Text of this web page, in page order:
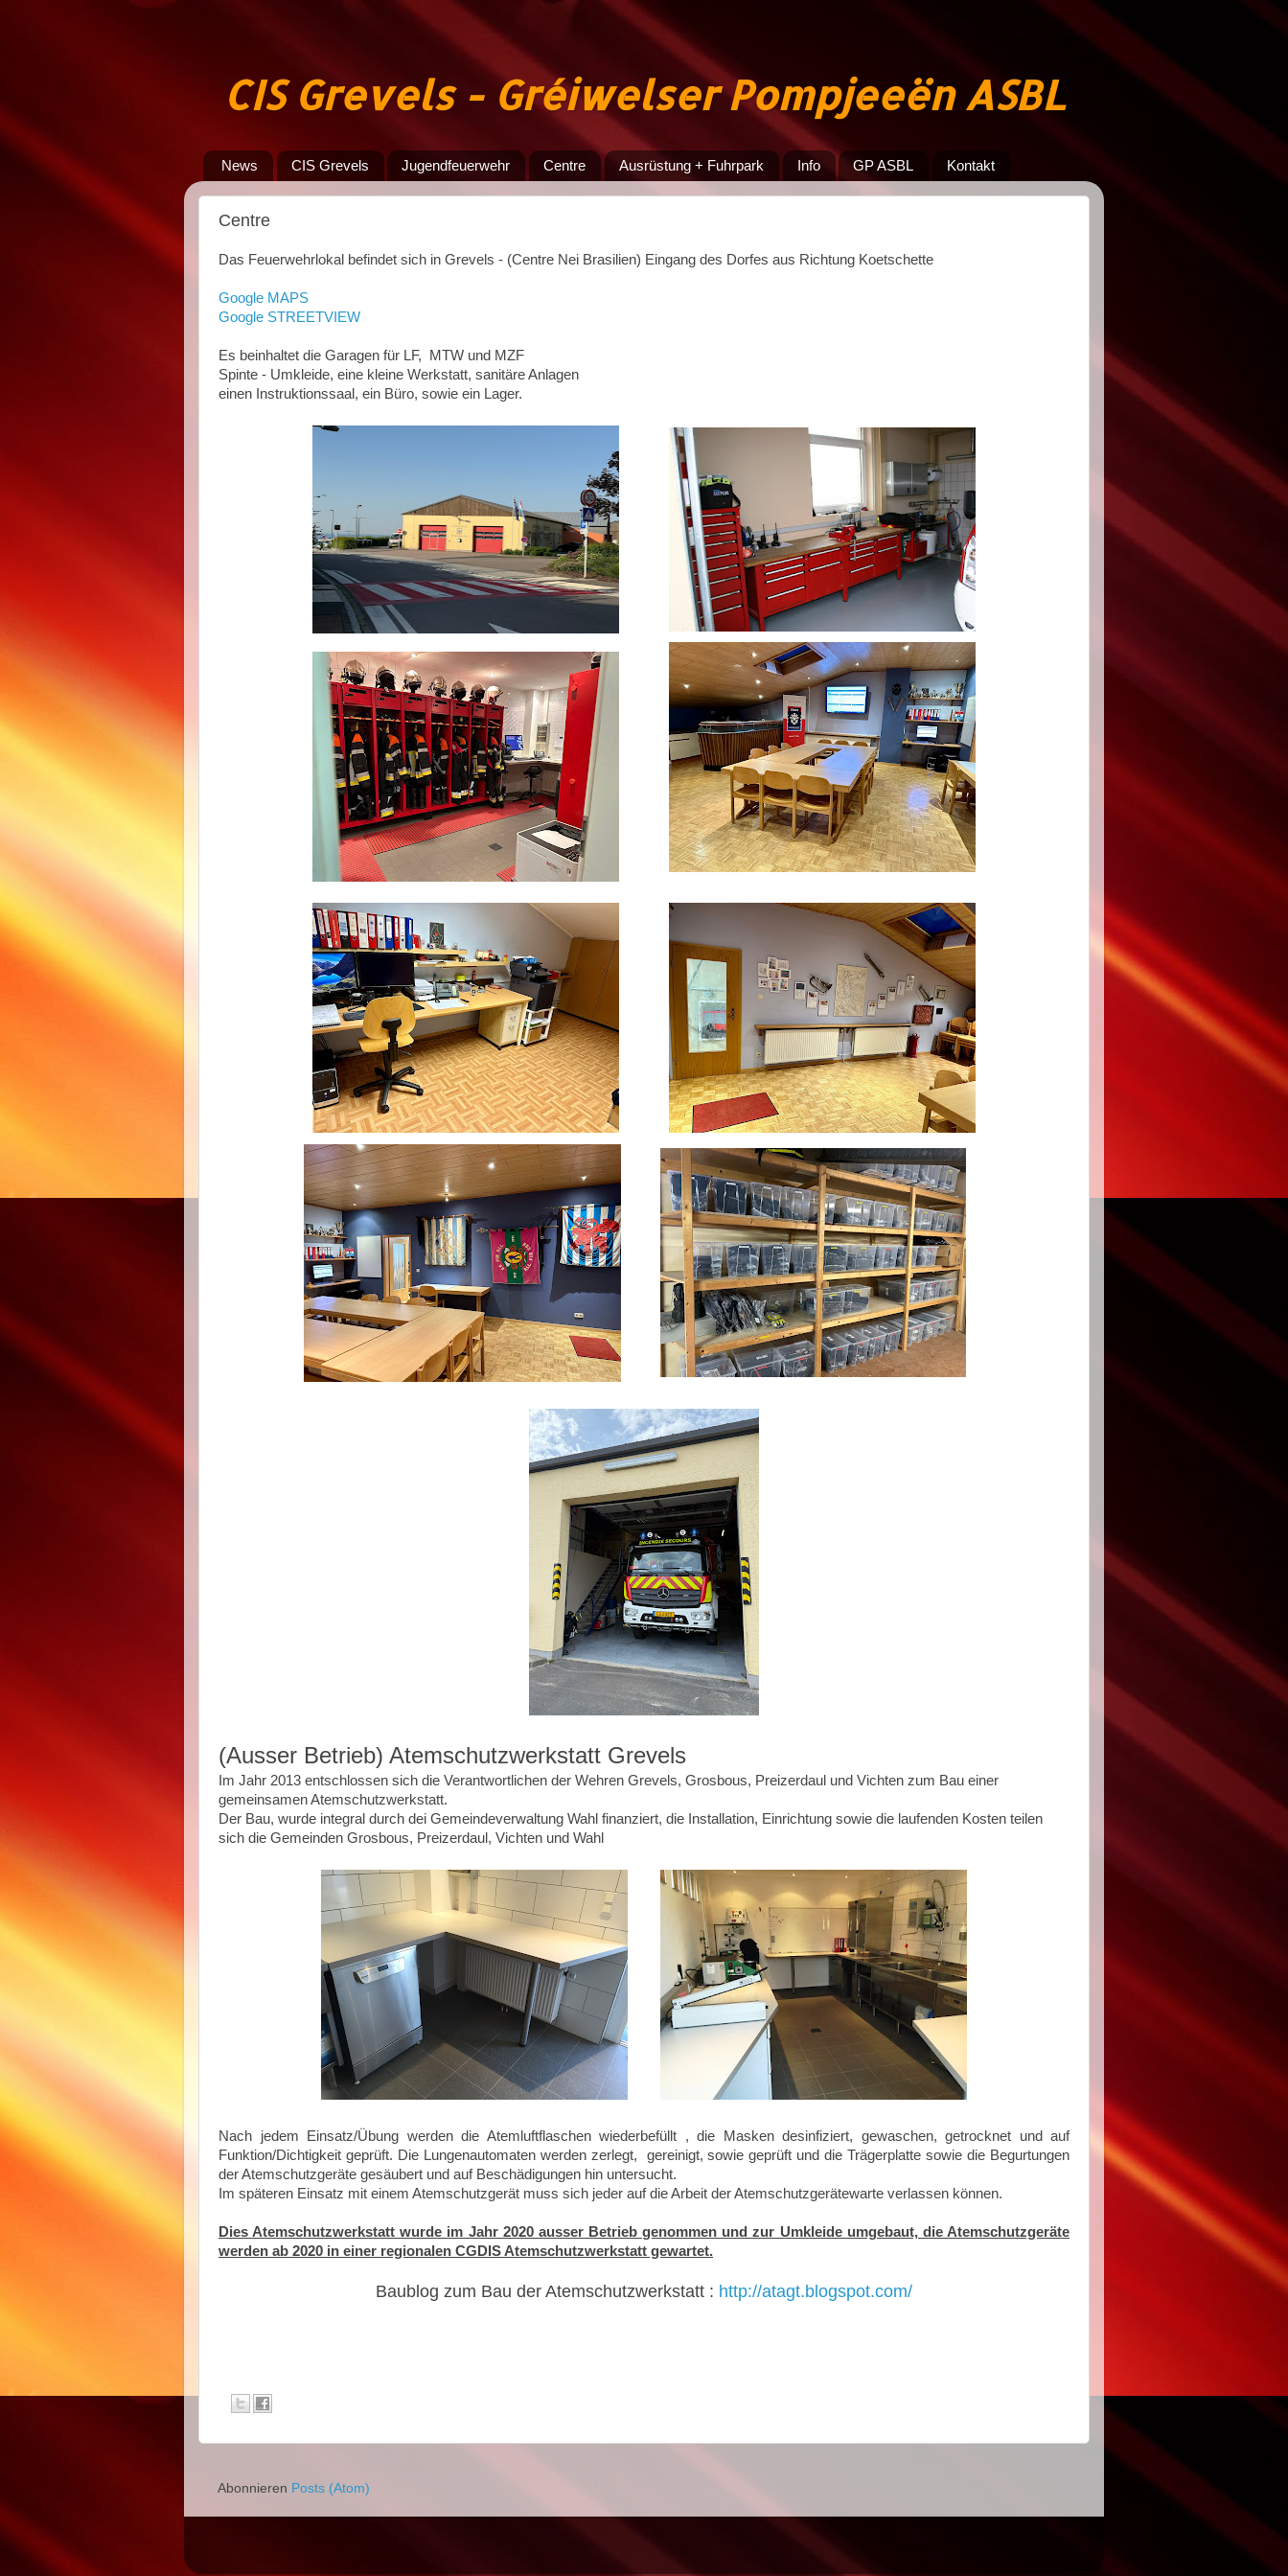
CIS Grevels - Gréiwelser Pompjeeën ASBL
News CIS Grevels Jugendfeuerwehr Centre Ausrüstung + Fuhrpark Info GP ASBL Kontakt
Centre
Das Feuerwehrlokal befindet sich in Grevels - (Centre Nei Brasilien) Eingang des Dorfes aus Richtung Koetschette
Google MAPS
Google STREETVIEW
Es beinhaltet die Garagen für LF, MTW und MZF
Spinte - Umkleide, eine kleine Werkstatt, sanitäre Anlagen
einen Instruktionssaal, ein Büro, sowie ein Lager.
(Ausser Betrieb) Atemschutzwerkstatt Grevels
Im Jahr 2013 entschlossen sich die Verantwortlichen der Wehren Grevels, Grosbous, Preizerdaul und Vichten zum Bau einer
gemeinsamen Atemschutzwerkstatt.
Der Bau, wurde integral durch dei Gemeindeverwaltung Wahl finanziert, die Installation, Einrichtung sowie die laufenden Kosten teilen
sich die Gemeinden Grosbous, Preizerdaul, Vichten und Wahl
Nach jedem Einsatz/Übung werden die Atemluftflaschen wiederbefüllt , die Masken desinfiziert, gewaschen, getrocknet und auf
Funktion/Dichtigkeit geprüft. Die Lungenautomaten werden zerlegt, gereinigt, sowie geprüft und die Trägerplatte sowie die Begurtungen
der Atemschutzgeräte gesäubert und auf Beschädigungen hin untersucht.
Im späteren Einsatz mit einem Atemschutzgerät muss sich jeder auf die Arbeit der Atemschutzgerätewarte verlassen können.
Dies Atemschutzwerkstatt wurde im Jahr 2020 ausser Betrieb genommen und zur Umkleide umgebaut, die Atemschutzgeräte
werden ab 2020 in einer regionalen CGDIS Atemschutzwerkstatt gewartet.
Baublog zum Bau der Atemschutzwerkstatt : http://atagt.blogspot.com/
Abonnieren Posts (Atom)